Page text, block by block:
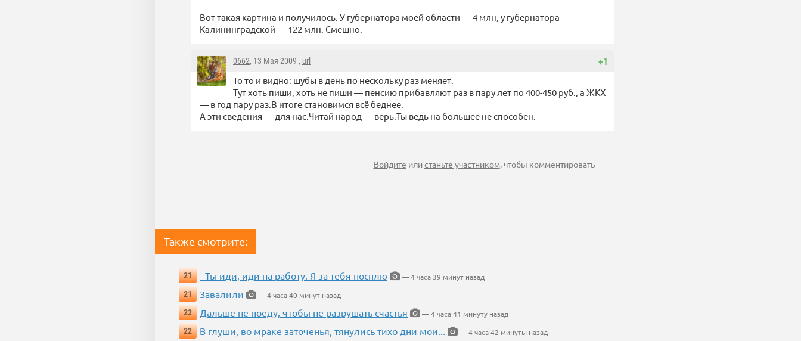
Вот такая картина и получилось. У губернатора моей области — 4 млн, у губернатора
Калининградской — 122 млн. Смешно.
+1
0662, 13 Мая 2009 , url
То то и видно: шубы в день по нескольку раз меняет.
Тут хоть пиши, хоть не пиши — пенсию прибавляют раз в пару лет по 400-450 руб., а ЖКХ
— в год пару раз.В итоге становимся всё беднее.
А эти сведения — для нас.Читай народ — верь.Ты ведь на большее не способен.
Войдите илистаньте участником, чтобы комментировать
Также смотрите:
21 - Ты иди, иди на работу. Я за тебя посплю
— 4 часа 39 минут назад
21
Завалили
— 4 часа 40 минут назад
22
Дальше не поеду, чтобы не разрушать счастья
— 4 часа 41 минуту назад
22
В глуши, во мраке заточенья, тянулись тихо дни мои... — 4 часа 42 минуты назад